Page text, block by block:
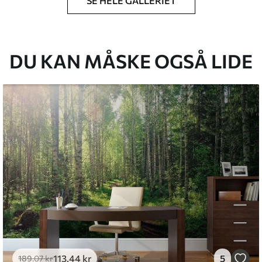
du har angivet, og skæres i identiske
.33269.00kr/m²
and Stick
.67400.00 kr /m²
DU KAN MÅSKE OGSÅ LIDE
189.07kr113.44 kr 5